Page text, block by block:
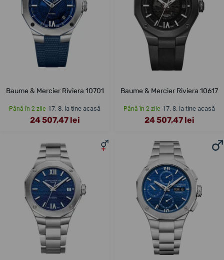
Baume & Mercier Riviera 10701
Până în 2 zile 17. 8. la tine acasă
24 507,47 lei
Baume & Mercier Riviera 10617
Până în 2 zile 17. 8. la tine acasă
24 507,47 lei